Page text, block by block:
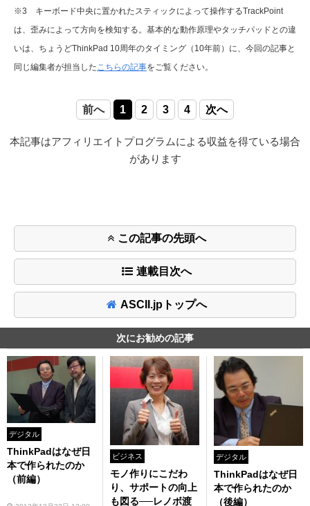
※3 キーボード中央に置かれたスティックによって操作するTrackPoint
は、歪みによって方向を検知する。基本的な動作原理やタッチパッドとの違
いは、ちょうどThinkPad 10周年のタイミング（10年前）に、今回の記事と
同じ編集者が担当したこちらの記事をご覧ください。
前へ 1 2 3 4 次へ
本記事はアフィリエイトプログラムによる収益を得ている場合
があります
この記事の先頭へ
連載目次へ
ASCII.jpトップへ
次にお勧めの記事
デジタル
ThinkPadはなぜ日
本で作られたのか
（前編）
ビジネス
モノ作りにこだわ
り、サポートの向上
も図る──レノボ渡
デジタル
ThinkPadはなぜ日
本で作られたのか
（後編）